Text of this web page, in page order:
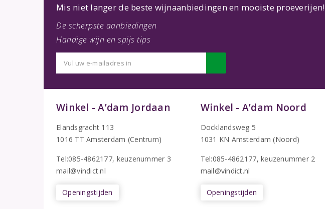
Mis niet langer de beste wijnaanbiedingen en mooiste proeverijen!
De scherpste aanbiedingen
Handige wijn en spijs tips
Winkel - A’dam Jordaan
Elandsgracht 113
1016 TT Amsterdam (Centrum)
Tel:085-4862177, keuzenummer 3
mail@vindict.nl
Openingstijden
Winkel - A’dam Noord
Docklandsweg 5
1031 KN Amsterdam (Noord)
Tel:085-4862177, keuzenummer 2
mail@vindict.nl
Openingstijden